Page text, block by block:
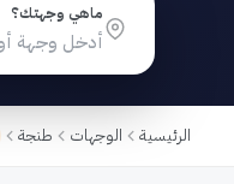
ماهي وجهتك؟
الرئيسية الوجهات طنجة